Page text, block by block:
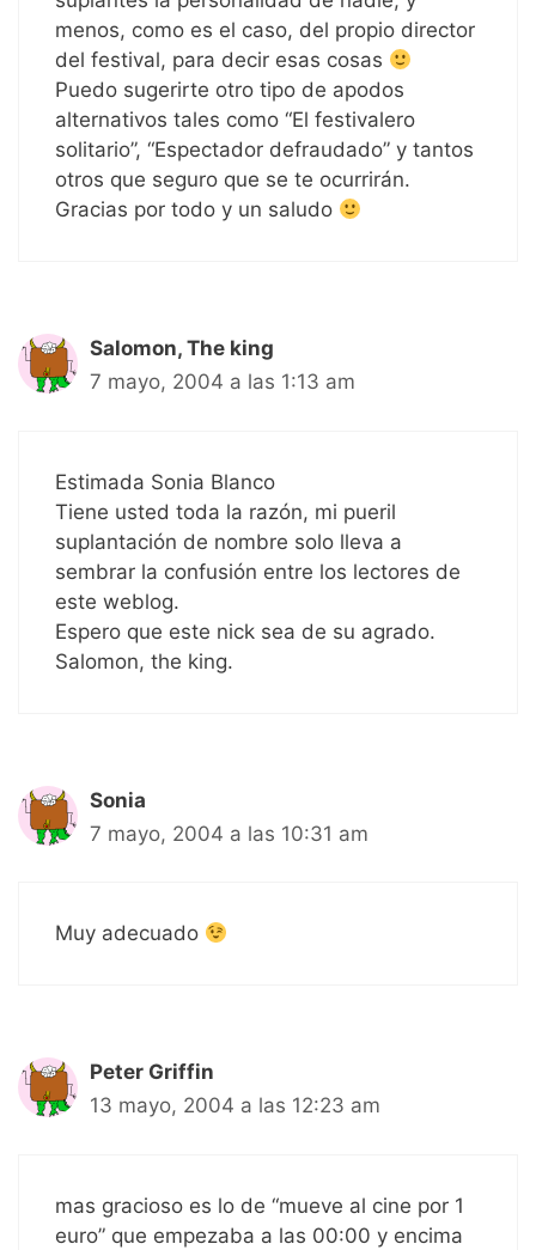
menos, como es el caso, del propio director
del festival, para decir esas cosas
Puedo sugerirte otro tipo de apodos
alternativos tales como “El festivalero
solitario”, “Espectador defraudado” y tantos
otros que seguro que se te ocurrirán.
Gracias por todo y un saludo
Salomon, The king
7 mayo, 2004 a las 1:13 am
Estimada Sonia Blanco
Tiene usted toda la razón, mi pueril
suplantación de nombre solo lleva a
sembrar la confusión entre los lectores de
este weblog.
Espero que este nick sea de su agrado.
Salomon, the king.
Sonia
7 mayo, 2004 a las 10:31 am
Muy adecuado
Peter Griffin
13 mayo, 2004 a las 12:23 am
mas gracioso es lo de “mueve al cine por 1
euro” que empezaba a las 00:00 y encima